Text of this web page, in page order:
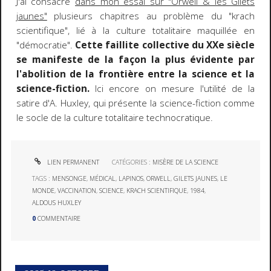
jaunes" plusieurs chapitres au problème du "krach
scientifique", lié à la culture totalitaire maquillée en
"démocratie". Cette faillite collective du XXe siècle
se manifeste de la façon la plus évidente par
l'abolition de la frontière entre la science et la
science-fiction.Ici encore on mesure l'utilité de la
satire d'A. Huxley, qui présente la science-fiction comme
le socle de la culture totalitaire technocratique.
LIEN PERMANENT CATÉGORIES : MISÈRE DE LA SCIENCE
TAGS : MENSONGE, MÉDICAL , LAPINOS,ORWELL ,GILETS JAUNES, LE
MONDE,VACCINATION,SCIENCE, KRACH SCIENTIFIQUE, 1984,
ALDOUS HUXLEY
0 COMMENTAIRE